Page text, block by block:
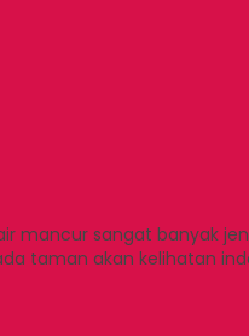
mancur sangat banyak
taman akan kelihatan